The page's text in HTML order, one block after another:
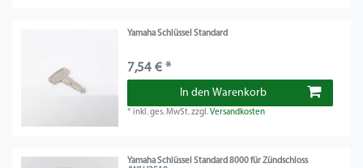
Yamaha Schlüssel Standard
7,54 € *
In den Warenkorb
*inkl. ges. MwSt.zzgl.Versandkosten
Yamaha Schlüssel Standard 8000 für Zündschloss